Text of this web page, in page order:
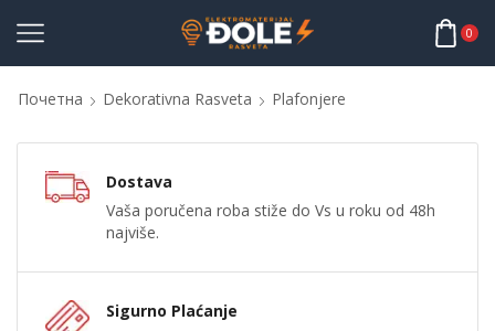
0
Почетна Dekorativna Rasveta Plafonjere
Dostava
Vaša poručena roba stiže do Vs u roku od 48h
najviše.
Sigurno Plaćanje